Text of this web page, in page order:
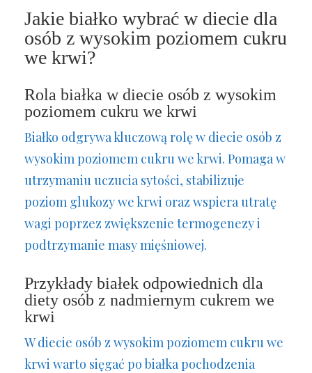
Jakie białko wybrać w diecie dla
osób z wysokim poziomem cukru
we krwi?
Rola białka w diecie osób z wysokim
poziomem cukru we krwi
Białko odgrywa kluczową rolę w diecie osób z
wysokim poziomem cukru we krwi. Pomaga w
utrzymaniu uczucia sytości, stabilizuje
poziom glukozy we krwi oraz wspiera utratę
wagi poprzez zwiększenie termogenezy i
podtrzymanie masy mięśniowej.
Przykłady białek odpowiednich dla
diety osób z nadmiernym cukrem we
krwi
W diecie osób z wysokim poziomem cukru we
krwi warto sięgać po białka pochodzenia